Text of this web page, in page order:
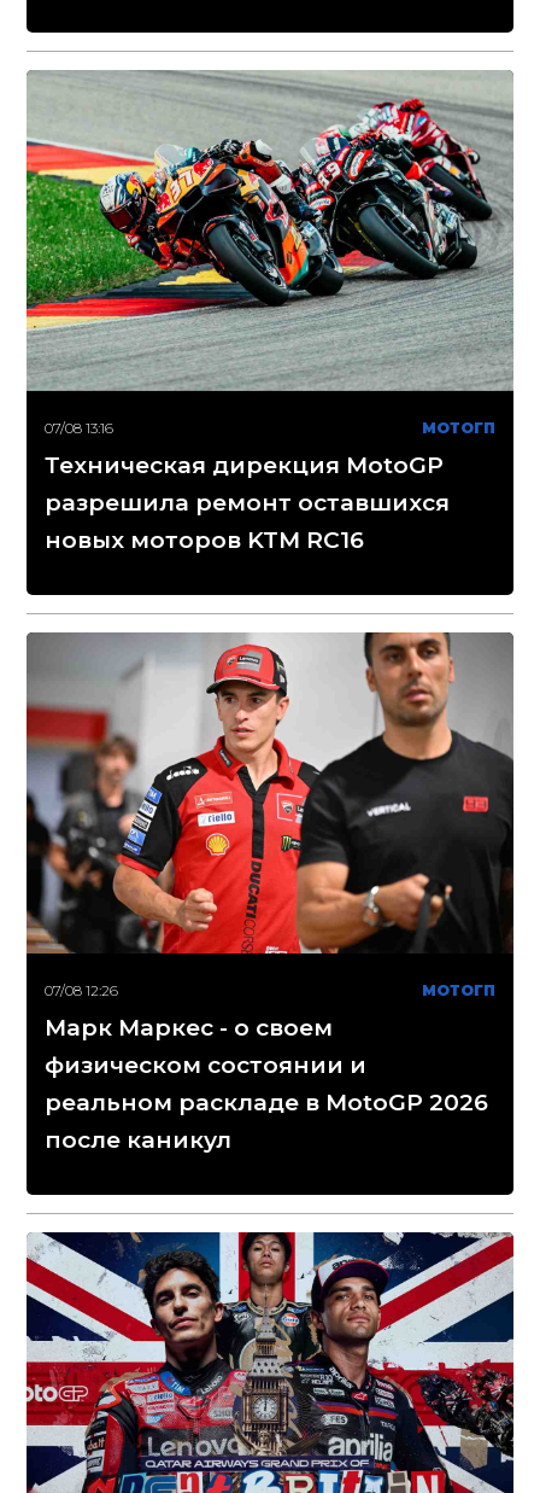
07/08 13:16 МОТОГП
Техническая дирекция MotoGP
разрешила ремонт оставшихся
новых моторов KTM RC16
07/08 12:26 МОТОГП
Марк Маркес - о своем
физическом состоянии и
реальном раскладе в MotoGP 2026
после каникул